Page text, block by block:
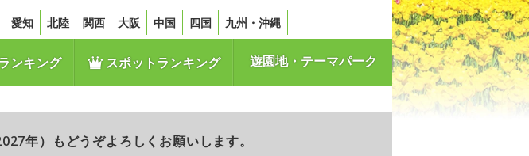
愛知 北陸 関西 大阪 中国 四国 九州・沖縄
ンキング スポットランキング 遊園地・テーマパーク
年）もどうぞよろしくお願いします。